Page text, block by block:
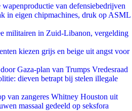
wapenproductie van defensiebedrijven
in eigen chipmachines, druk op ASML
militairen in Zuid-Libanon, vergelding
kiezen grijs en beige uit angst voor
Gaza-plan van Trumps Vredesraad
dieven betrapt bij stelen illegale
van zangeres Whitney Houston uit
massaal gedeeld op seksfora